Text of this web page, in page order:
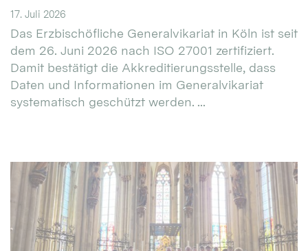
17. Juli 2026
Das Erzbischöfliche Generalvikariat in Köln ist seit
dem 26. Juni 2026 nach ISO 27001 zertifiziert.
Damit bestätigt die Akkreditierungsstelle, dass
Daten und Informationen im Generalvikariat
systematisch geschützt werden. ...